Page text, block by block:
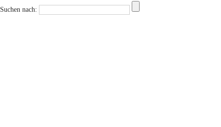
Suchen nach: